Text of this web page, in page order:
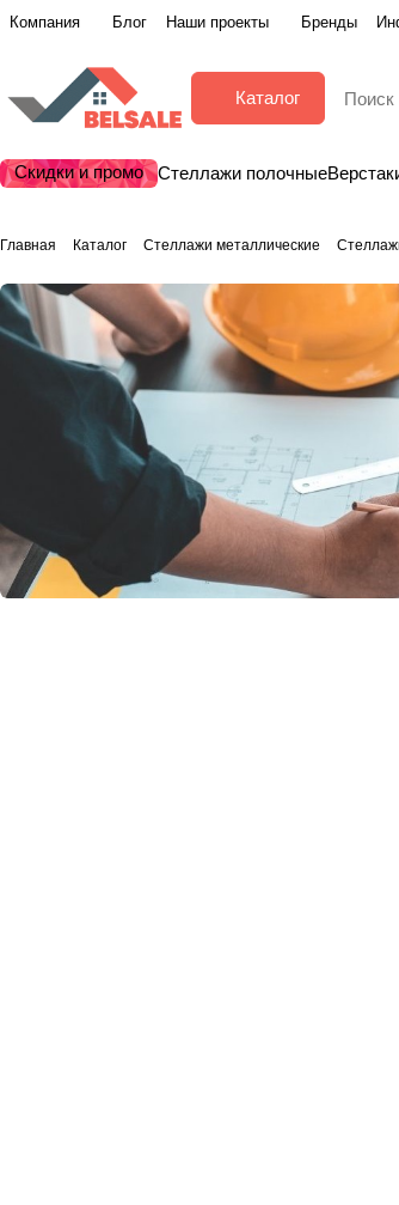
Компания Блог Наши проекты Бренды
Каталог
Скидки и промо Стеллажи полочные
Главная Каталог Стеллажи металлические